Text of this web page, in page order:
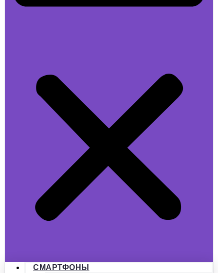
СМАРТФОНЫ